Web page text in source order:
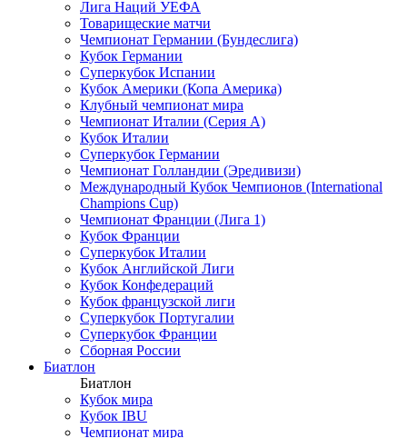
Лига Наций УЕФА
Товарищеские матчи
Чемпионат Германии (Бундеслига)
Кубок Германии
Суперкубок Испании
Кубок Америки (Копа Америка)
Клубный чемпионат мира
Чемпионат Италии (Серия А)
Кубок Италии
Суперкубок Германии
Чемпионат Голландии (Эредивизи)
Международный Кубок Чемпионов (International
Champions Cup)
Чемпионат Франции (Лига 1)
Кубок Франции
Суперкубок Италии
Кубок Английской Лиги
Кубок Конфедераций
Кубок французской лиги
Суперкубок Португалии
Суперкубок Франции
Сборная России
Биатлон
Биатлон
Кубок мира
Кубок IBU
Чемпионат мира